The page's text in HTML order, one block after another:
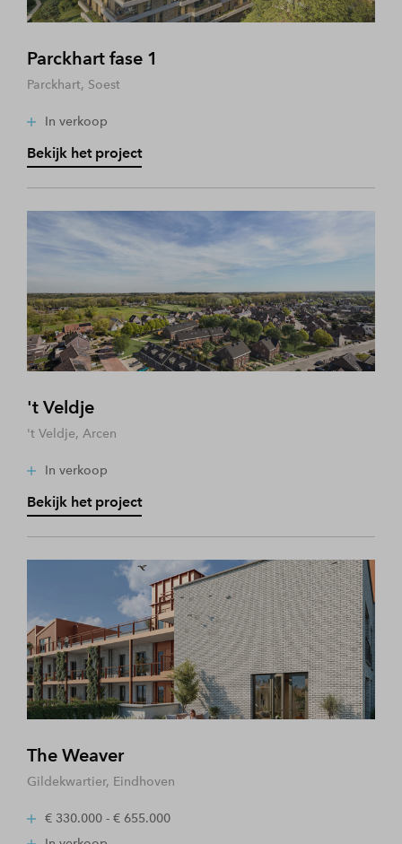
Parckhart fase 1
Parckhart, Soest
In verkoop
Bekijk het project
't Veldje
't Veldje, Arcen
In verkoop
Bekijk het project
The Weaver
Gildekwartier, Eindhoven
€ 330.000 - € 655.000